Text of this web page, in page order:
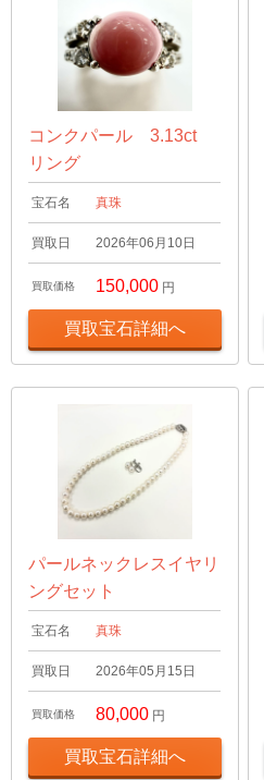
コンクパール 3.13ct
リング
宝石名 真珠
買取日 2026年06月10日
買取価格 150,000 円
買取宝石詳細へ
パールネックレスイヤリ
ングセット
宝石名 真珠
買取日 2026年05月15日
買取価格 80,000 円
買取宝石詳細へ